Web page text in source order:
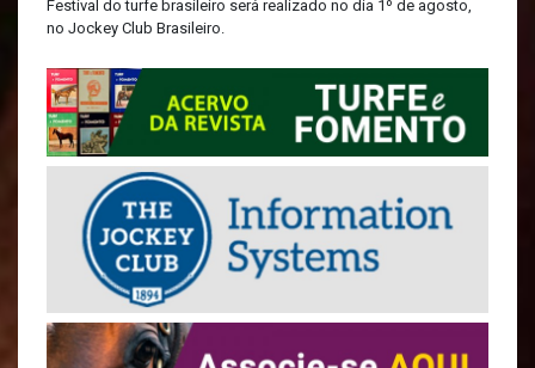
Festival do turfe brasileiro será realizado no dia 1º de agosto,
no Jockey Club Brasileiro.